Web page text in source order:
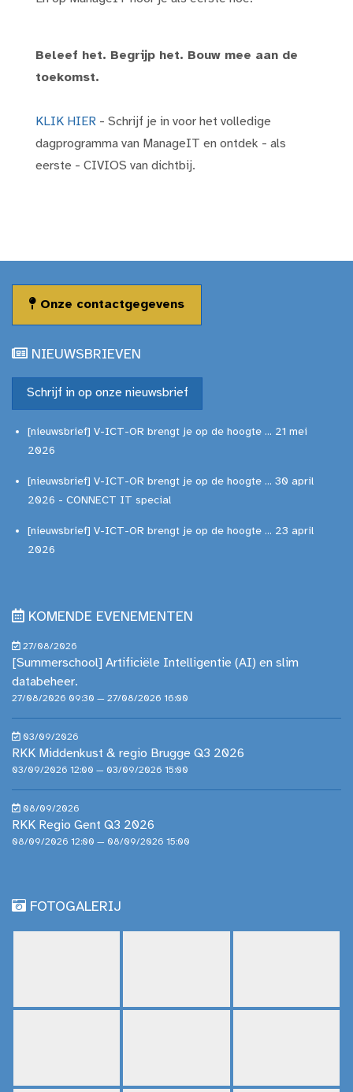
Beleef het. Begrijp het. Bouw mee aan de
toekomst.
KLIK HIER - Schrijf je in voor het volledige
dagprogramma van ManageIT en ontdek - als
eerste - CIVIOS van dichtbij.
Onze contactgegevens
NIEUWSBRIEVEN
Schrijf in op onze nieuwsbrief
[nieuwsbrief] V-ICT-OR brengt je op de hoogte ... 21 mei
2026
[nieuwsbrief] V-ICT-OR brengt je op de hoogte ... 30 april
2026 - CONNECT IT special
[nieuwsbrief] V-ICT-OR brengt je op de hoogte ... 23 april
2026
KOMENDE EVENEMENTEN
27/08/2026
[Summerschool] Artificiële Intelligentie (AI) en slim
databeheer.
27/08/2026 09:30 — 27/08/2026 16:00
03/09/2026
RKK Middenkust & regio Brugge Q3 2026
03/09/2026 12:00 — 03/09/2026 15:00
08/09/2026
RKK Regio Gent Q3 2026
08/09/2026 12:00 — 08/09/2026 15:00
FOTOGALERIJ